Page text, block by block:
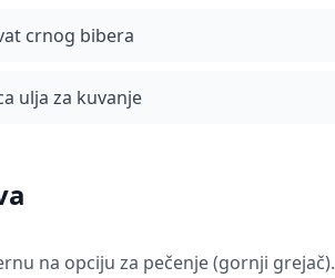
crnog bibera
ulja za kuvanje
na opciju za pečenje (gornji